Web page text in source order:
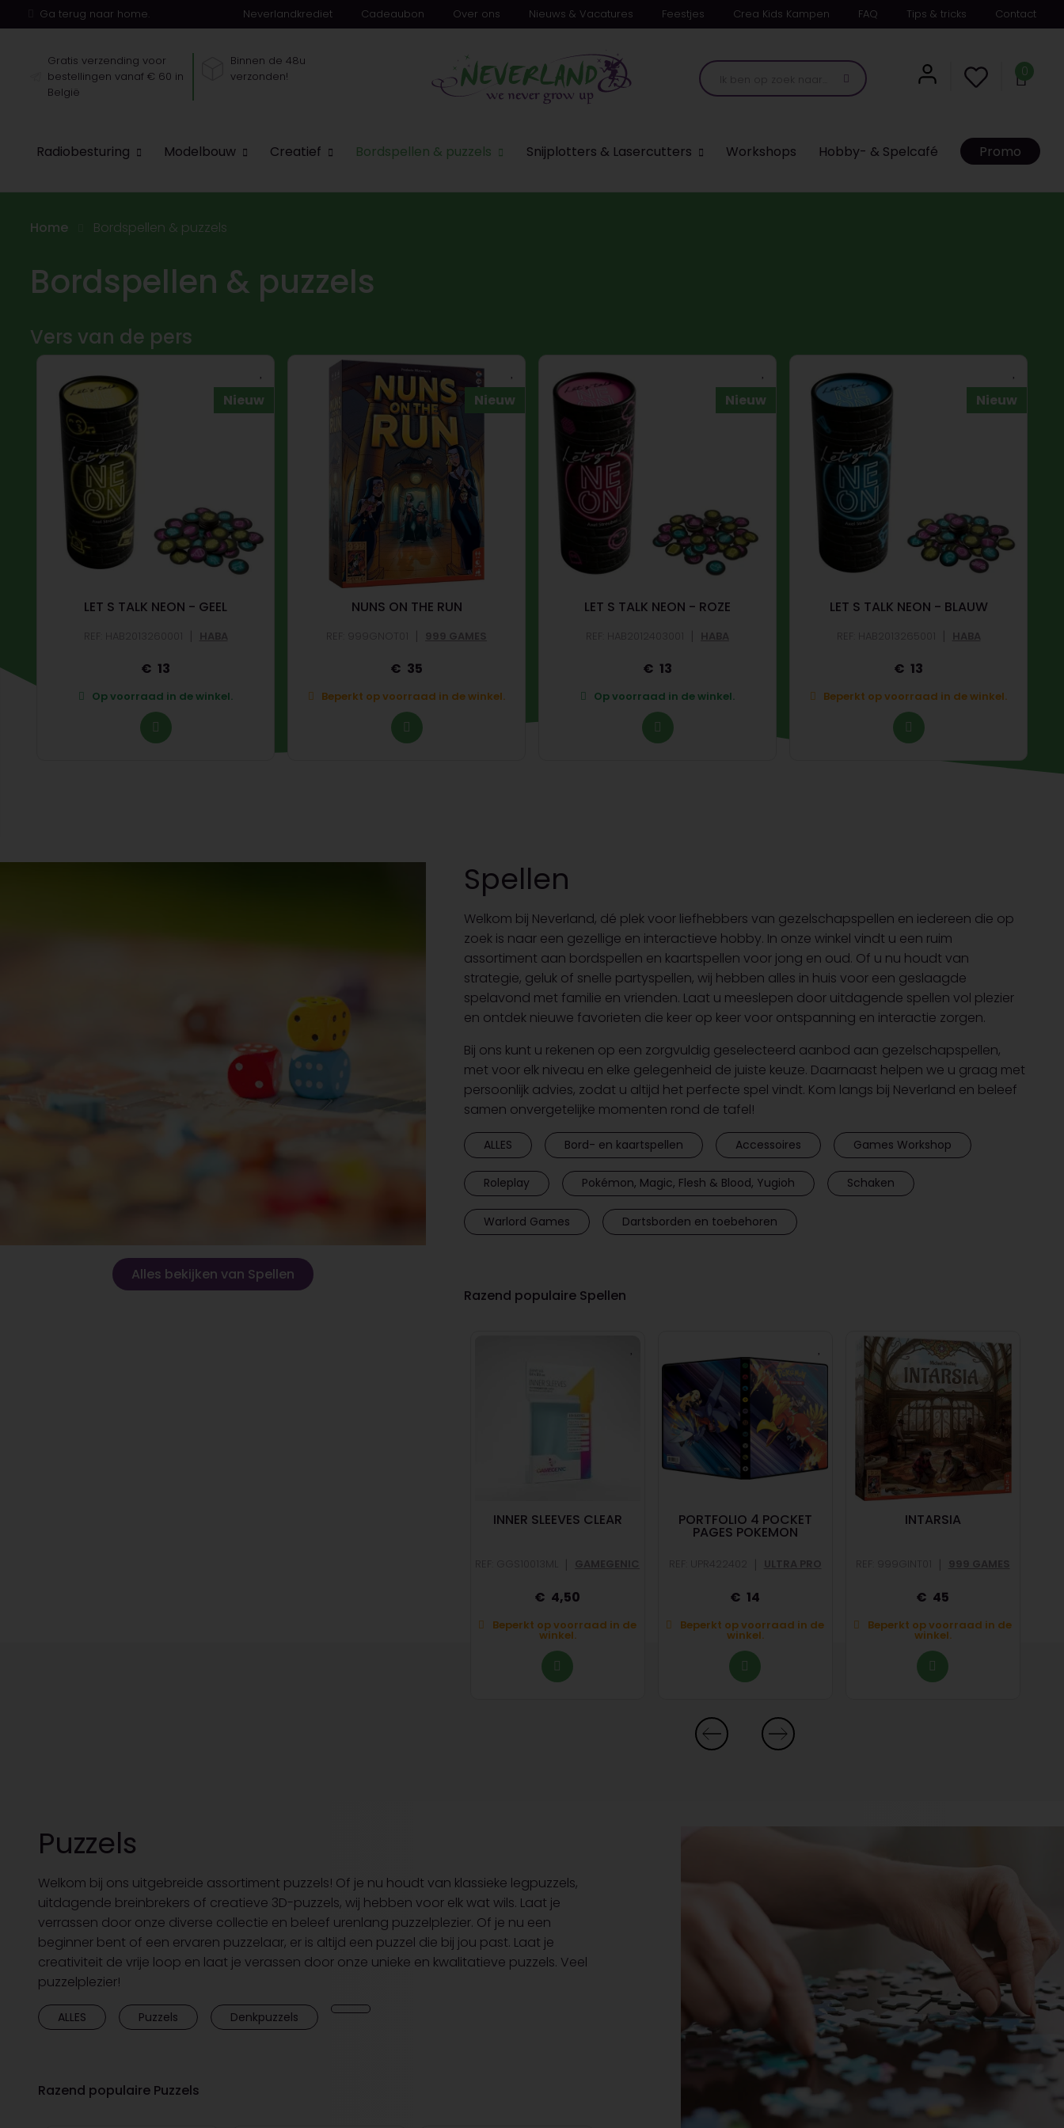
Ga terug naar home. Neverlandkrediet Cadeaubon Over ons Nieuws & Vacatures Feestjes Crea Kids Kampen FAQ Tips & tricks Contact
Gratis verzending voor
bestellingen vanaf € 60 in
België
Binnen de 48u
verzonden!
0
Radiobesturing Modelbouw Creatief Bordspellen & puzzels Snijplotters & Lasercutters Workshops Hobby- & Spelcafé Promo
Home Bordspellen & puzzels
Bordspellen & puzzels
Vers van de pers
Nieuw
LET S TALK NEON - GEEL
| HABA
13
Op voorraad in de winkel.
Nieuw
NUNS ON THE RUN
REF: 999GNOT01 | 999 GAMES
35
Beperkt op voorraad in de winkel.
Nieuw
LET S TALK NEON - ROZE
REF: HAB2012403001 | HABA
13
Op voorraad in de winkel.
Nieuw
LET S TALK NEON - BLAUW
| HABA
13
Beperkt op voorraad in de winkel.
Alles bekijken van Spellen
Spellen
Welkom bij Neverland, dé plek voor liefhebbers van gezelschapspellen en iedereen die op
zoek is naar een gezellige en interactieve hobby. In onze winkel vindt u een ruim
assortiment aan bordspellen en kaartspellen voor jong en oud. Of u nu houdt van
strategie, geluk of snelle partyspellen, wij hebben alles in huis voor een geslaagde
spelavond met familie en vrienden. Laat u meeslepen door uitdagende spellen vol plezier
en ontdek nieuwe favorieten die keer op keer voor ontspanning en interactie zorgen.
Bij ons kunt u rekenen op een zorgvuldig geselecteerd aanbod aan gezelschapspellen,
met voor elk niveau en elke gelegenheid de juiste keuze. Daarnaast helpen we u graag met
persoonlijk advies, zodat u altijd het perfecte spel vindt. Kom langs bij Neverland en beleef
samen onvergetelijke momenten rond de tafel!
ALLES Bord- en kaartspellen Accessoires Games Workshop
Roleplay Pokémon, Magic, Flesh & Blood, Yugioh Schaken
Warlord Games Dartsborden en toebehoren
Razend populaire Spellen
INNER SLEEVES CLEAR
| GAMEGENIC
4,50
Beperkt op voorraad in de
winkel.
PORTFOLIO 4 POCKET
PAGES POKEMON
REF: UPR422402 | ULTRA PRO
14
Beperkt op voorraad in de
winkel.
INTARSIA
REF: 999GINT01 | 999 GAMES
45
Beperkt op voorraad in de
winkel.
Puzzels
Welkom bij ons uitgebreide assortiment puzzels! Of je nu houdt van klassieke legpuzzels,
uitdagende breinbrekers of creatieve 3D-puzzels, wij hebben voor elk wat wils. Laat je
verrassen door onze diverse collectie en beleef urenlang puzzelplezier. Of je nu een
beginner bent of een ervaren puzzelaar, er is altijd een puzzel die bij jou past. Laat je
creativiteit de vrije loop en laat je verassen door onze unieke en kwalitatieve puzzels. Veel
puzzelplezier!
ALLES Puzzels Denkpuzzels
Razend populaire Puzzels